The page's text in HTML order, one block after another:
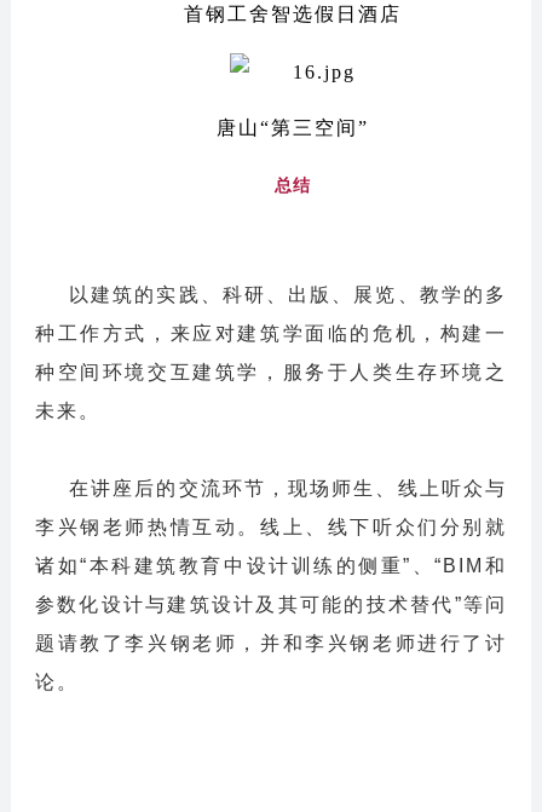
首钢工舍智选假日酒店
唐山“第三空间”
总结
以建筑的实践、科研、出版、展览、教学的多
种工作方式，来应对建筑学面临的危机，构建一
种空间环境交互建筑学，服务于人类生存环境之
未来。
在讲座后的交流环节，现场师生、线上听众与
李兴钢老师热情互动。线上、线下听众们分别就
诸如“本科建筑教育中设计训练的侧重”、“BIM和
参数化设计与建筑设计及其可能的技术替代”等问
题请教了李兴钢老师，并和李兴钢老师进行了讨
论。